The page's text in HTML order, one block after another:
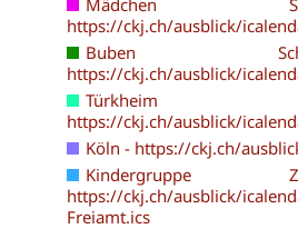
https://ckj.ch/ausblick/
Buben
https://ckj.ch/ausblick/
https://ckj.ch/ausblick/
Köln - https://ckj.ch/
Kindergruppe
https://ckj.ch/ausblick/
Freiamt.ics